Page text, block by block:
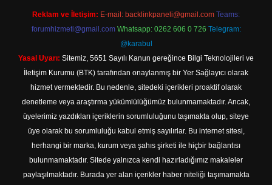
Reklam ve İletişim: E-mail: backlinkpaneli@gmail.com Teams:
forumhizmeti@gmail.com Whatsapp: 0262 606 0 726 Telegram:
@karabul
Yasal Uyarı: Sitemiz, 5651 Sayılı Kanun gereğince Bilgi Teknolojileri ve
İletişim Kurumu (BTK) tarafından onaylanmış bir Yer Sağlayıcı olarak
hizmet vermektedir. Bu nedenle, sitedeki içerikleri proaktif olarak
denetleme veya araştırma yükümlülüğümüz bulunmamaktadır. Ancak,
üyelerimiz yazdıkları içeriklerin sorumluluğunu taşımakta olup, siteye
üye olarak bu sorumluluğu kabul etmiş sayılırlar. Bu internet sitesi,
herhangi bir marka, kurum veya şahıs şirketi ile hiçbir bağlantısı
bulunmamaktadır. Sitede yalnızca kendi hazırladığımız makaleler
paylaşılmaktadır. Burada yer alan içerikler haber niteliği taşımamakta